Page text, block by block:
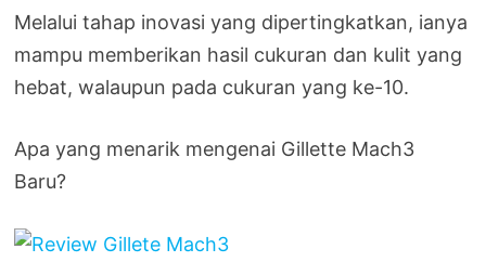
Melalui tahap inovasi yang dipertingkatkan, ianya
mampu memberikan hasil cukuran dan kulit yang
hebat, walaupun pada cukuran yang ke-10.
Apa yang menarik mengenai Gillette Mach3
Baru?